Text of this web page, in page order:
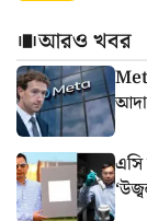
আরও খবর
এসি